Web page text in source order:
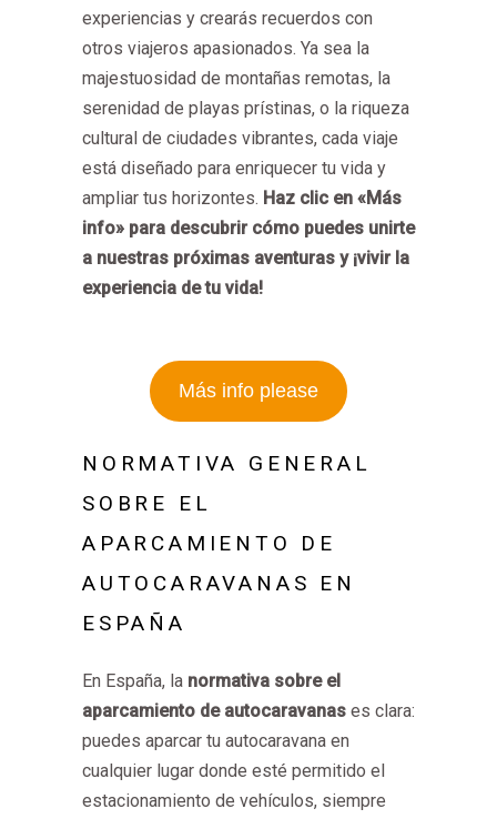
experiencias y crearás recuerdos con
otros viajeros apasionados. Ya sea la
majestuosidad de montañas remotas, la
serenidad de playas prístinas, o la riqueza
cultural de ciudades vibrantes, cada viaje
está diseñado para enriquecer tu vida y
ampliar tus horizontes. Haz clic en «Más
info» para descubrir cómo puedes unirte
a nuestras próximas aventuras y ¡vivir la
experiencia de tu vida!
Más info please
NORMATIVA GENERAL
SOBRE EL
APARCAMIENTO DE
AUTOCARAVANAS EN
ESPAÑA
En España, la normativa sobre el
aparcamiento de autocaravanas es clara:
puedes aparcar tu autocaravana en
cualquier lugar donde esté permitido el
estacionamiento de vehículos, siempre